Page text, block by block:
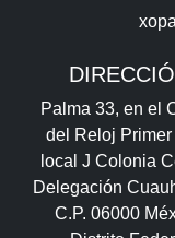
Palma 33, en el
del Reloj Primer
local J Colonia
Delegación
C.P. 06000